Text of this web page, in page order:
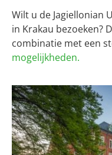
Wilt u de Jagiellonian
in Krakau bezoeken?
combinatie met een
mogelijkheden.